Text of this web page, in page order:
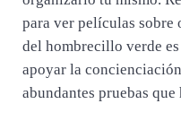
para ver películas
del hombrecillo verde
apoyar la
abundantes pruebas